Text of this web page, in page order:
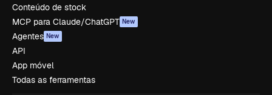
Conteúdo de stock
MCP para Claude/ChatGPT New
Agentes New
API
App móvel
Todas as ferramentas